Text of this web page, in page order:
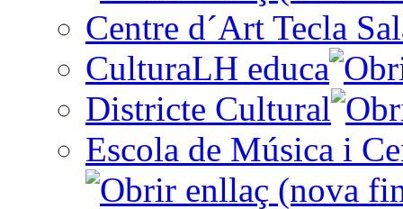
Centre d´Art Tecla
CulturaLH educa
Districte Cultural
Escola de Música i